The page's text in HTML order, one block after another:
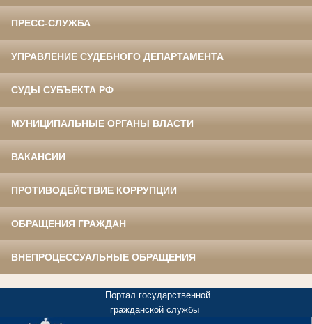
ПРЕСС-СЛУЖБА
УПРАВЛЕНИЕ СУДЕБНОГО ДЕПАРТАМЕНТА
СУДЫ СУБЪЕКТА РФ
МУНИЦИПАЛЬНЫЕ ОРГАНЫ ВЛАСТИ
ВАКАНСИИ
ПРОТИВОДЕЙСТВИЕ КОРРУПЦИИ
ОБРАЩЕНИЯ ГРАЖДАН
ВНЕПРОЦЕССУАЛЬНЫЕ ОБРАЩЕНИЯ
Портал государственной
гражданской службы